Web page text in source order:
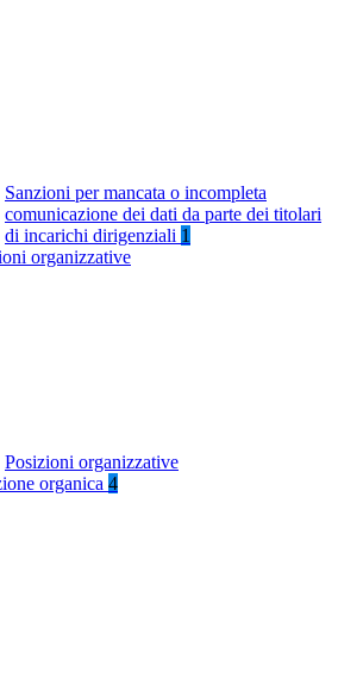
Sanzioni per mancata o incompleta
comunicazione dei dati da parte dei titolari
di incarichi dirigenziali 1
organizzative
Posizioni organizzative
organica 4